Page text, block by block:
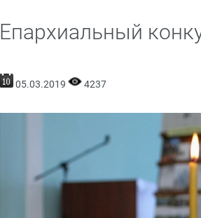
Епархиальный
05.03.2019 4237